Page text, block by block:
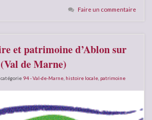
Faire un commentaire
et patrimoine d’Ablon sur
de Marne)
catégorie 94 - Val-de-Marne histoire locale patrimoine